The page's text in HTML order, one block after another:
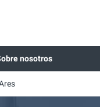
nosotros